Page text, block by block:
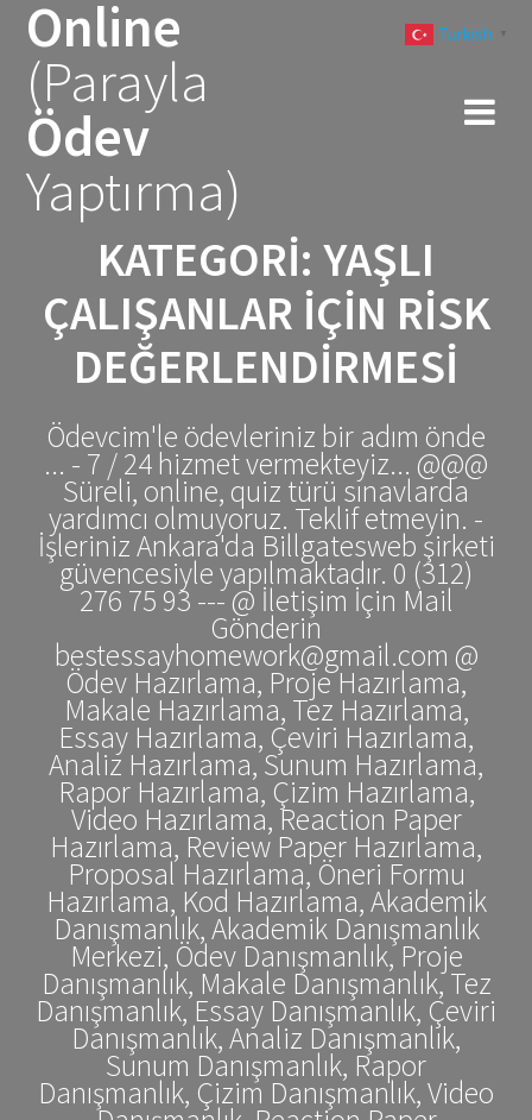
Online
(Parayla
Ödev
Yaptırma)
KATEGORI: YAŞLI
ÇALIŞANLAR IÇIN RISK
DEĞERLENDIRMESI
Ödevcim'le ödevleriniz bir adım önde
... - 7 / 24 hizmet vermekteyiz... @@@
Süreli, online, quiz türü sınavlarda
yardımcı olmuyoruz. Teklif etmeyin. -
İşleriniz Ankara'da Billgatesweb şirketi
güvencesiyle yapılmaktadır. 0 (312)
276 75 93 --- @ İletişim İçin Mail
Gönderin
bestessayhomework@gmail.com @
Ödev Hazırlama, Proje Hazırlama,
Makale Hazırlama, Tez Hazırlama,
Essay Hazırlama, Çeviri Hazırlama,
Analiz Hazırlama, Sunum Hazırlama,
Rapor Hazırlama, Çizim Hazırlama,
Video Hazırlama, Reaction Paper
Hazırlama, Review Paper Hazırlama,
Proposal Hazırlama, Öneri Formu
Hazırlama, Kod Hazırlama, Akademik
Danışmanlık, Akademik Danışmanlık
Merkezi, Ödev Danışmanlık, Proje
Danışmanlık, Makale Danışmanlık, Tez
Danışmanlık, Essay Danışmanlık, Çeviri
Danışmanlık, Analiz Danışmanlık,
Sunum Danışmanlık, Rapor
Danışmanlık, Çizim Danışmanlık, Video
Turkish ▼